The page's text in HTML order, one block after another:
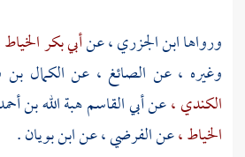
ورواهاابن الجزري ،عنأبي بكر
وغيره ، عن الصائغ ، عن الكمال
الكندي ،عنأبي القاسم هبة الله بن
الخياط ،عنالفرضي ،عنابن بويان.